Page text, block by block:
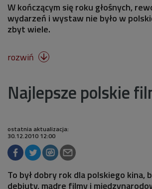
W kończącym się roku głośnych,
wydarzeń i wystaw nie było w
zbyt wiele.
rozwiń 
Najlepsze polskie
ostatnia aktualizacja:
30.12.2010 12:00
To był dobry rok dla polskiego kina,
debiuty, mądre filmy i